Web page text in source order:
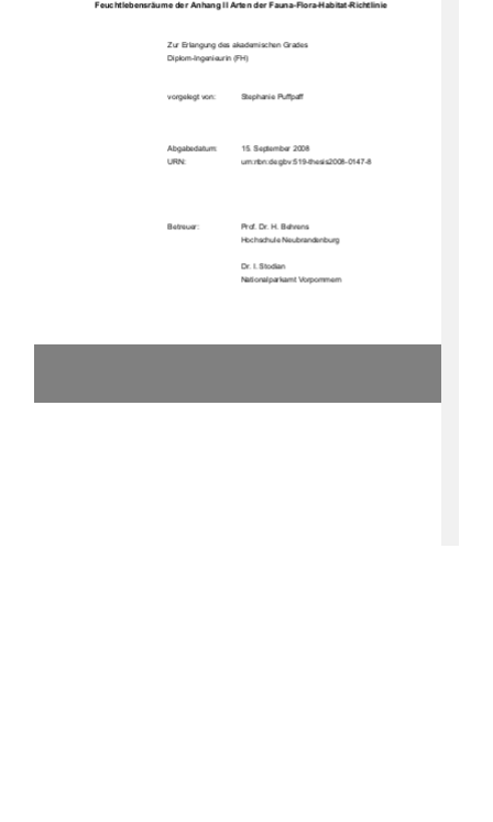
Feuchtlebensräume der Anhang II Arten der Fauna-Flora-Habitat-Richtlinie
Zur Erlangung des akademischen Grades
Diplom-Ingenieurin (FH)
vorgelegt von: Stephanie Puffpaff
Abgabedatum: 15. September 2008
                                    URN:                                    urn:nbn:de:gbv:519-thesis2008-0147-8
Betreuer: Prof. Dr. H. Behrens
Hochschule Neubrandenburg
                                                                        Dr.            I.            Stodian
Nationalparkamt Vorpommern